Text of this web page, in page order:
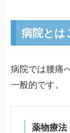
病院とは
病院では腰痛
一般的です。
薬物療法